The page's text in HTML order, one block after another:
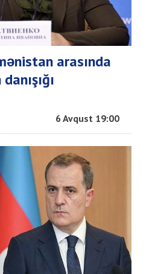
arasında
6 Avqust 19:00